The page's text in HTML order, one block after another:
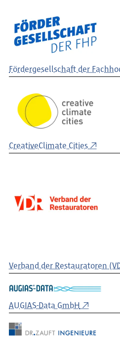
Fördergesellschaft der
CreativeClimate Cities
Verband der Restauratoren
AUGIAS-Data GmbH